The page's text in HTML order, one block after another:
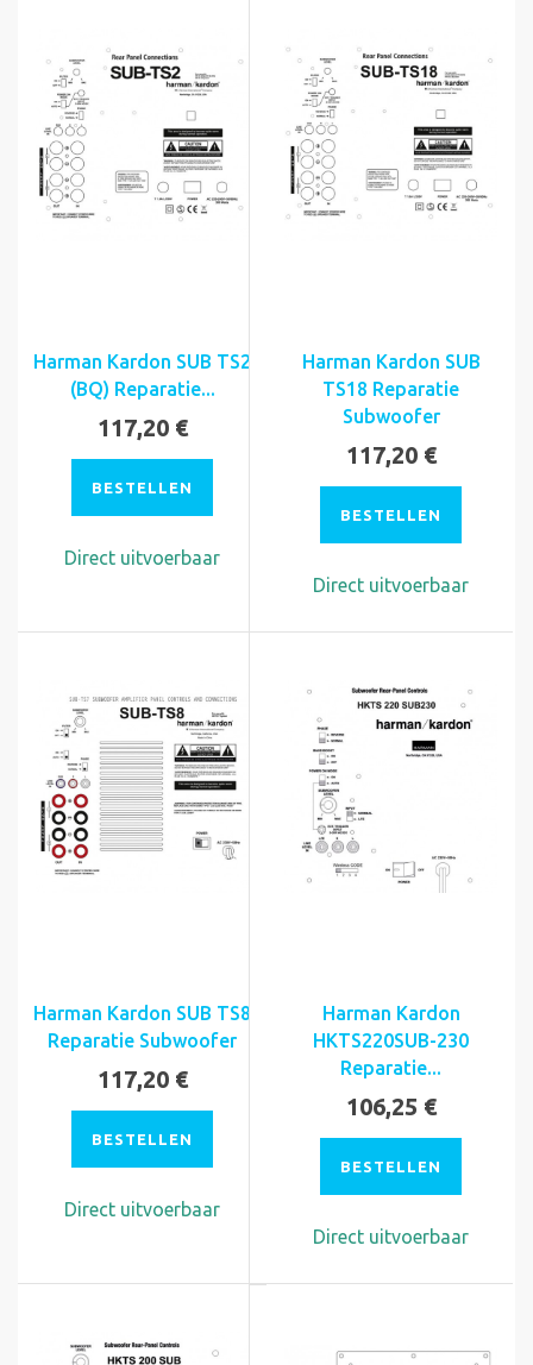
Harman Kardon SUB TS2
(BQ) Reparatie...
117,20 €
BESTELLEN
Direct uitvoerbaar
Harman Kardon SUB
TS18 Reparatie
Subwoofer
117,20 €
BESTELLEN
Direct uitvoerbaar
Harman Kardon SUB TS8
Reparatie Subwoofer
117,20 €
BESTELLEN
Direct uitvoerbaar
Harman Kardon
HKTS220SUB-230
Reparatie...
106,25 €
BESTELLEN
Direct uitvoerbaar